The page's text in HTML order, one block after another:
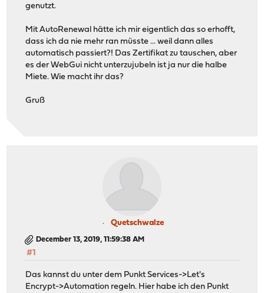
genutzt.
Mit AutoRenewal hätte ich mir eigentlich das so erhofft,
dass ich da nie mehr ran müsste ... weil dann alles
automatisch passiert?! Das Zertifikat zu tauschen, aber
es der WebGui nicht unterzujubeln ist ja nur die halbe
Miete. Wie macht ihr das?
Gruß
Quetschwalze
December 13, 2019, 11:59:38 AM
#1
Das kannst du unter dem Punkt Services->Let's
Encrypt->Automation regeln. Hier habe ich den Punkt